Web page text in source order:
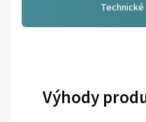
Technické
Výhody